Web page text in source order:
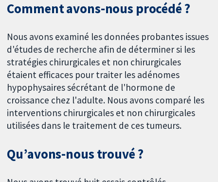
Comment avons-nous procédé ?
Nous avons examiné les données probantes issues
d'études de recherche afin de déterminer si les
stratégies chirurgicales et non chirurgicales
étaient efficaces pour traiter les adénomes
hypophysaires sécrétant de l'hormone de
croissance chez l'adulte. Nous avons comparé les
interventions chirurgicales et non chirurgicales
utilisées dans le traitement de ces tumeurs.
Qu’avons-nous trouvé ?